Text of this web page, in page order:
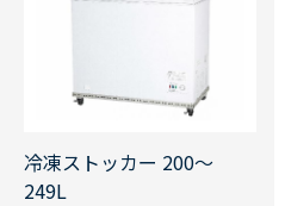
冷凍ストッカー 200～
249L